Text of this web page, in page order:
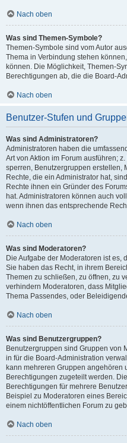
Nach oben
Was sind Themen-Symbole?
Themen-Symbole sind vom Autor
Thema in Verbindung stehen
können. Die Möglichkeit, Themen-
Berechtigungen ab, die die Board-
Nach oben
Benutzer-Stufen und
Was sind Administratoren?
Administratoren haben die
Art von Aktion im Forum ausführen;
sperren, Benutzergruppen erstellen,
Rechte, die ein Administrator hat,
Rechte ihnen ein Gründer des
hat. Administratoren können auch
wenn ihnen das entsprechende
Nach oben
Was sind Moderatoren?
Die Aufgabe der Moderatoren ist es,
Sie haben das Recht, in ihrem
Themen zu schließen, zu öffnen, zu
verhindern Moderatoren, dass
Thema Passendes, oder
Nach oben
Was sind Benutzergruppen?
Benutzergruppen sind Gruppen von
in für die Board-Administration
kann mehreren Gruppen angehören
Berechtigungen zugeteilt werden.
Berechtigungen für mehrere
Beispiel zu Moderatoren eines
einem nichtöffentlichen Forum zu
Nach oben